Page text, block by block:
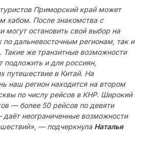
Приморский край может
хабом. После знакомства с
могут остановить свой выбор на
по дальневосточным регионам, так и
Такие же транзитные возможности
и для россиян,
путешествие в Китай. На
наш регион находится на втором
по числу рейсов в КНР. Широкий
— более 50 рейсов по девяти
неограниченные возможности
— подчеркнула Наталья